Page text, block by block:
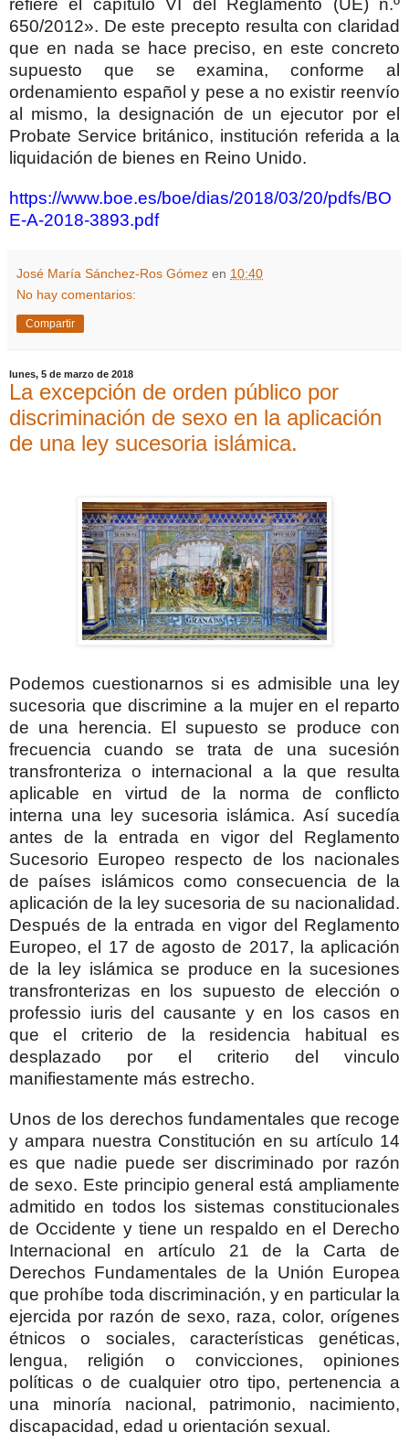
refiere el capítulo VI del Reglamento (UE) n.º
650/2012». De este precepto resulta con claridad
que en nada se hace preciso, en este concreto
supuesto que se examina, conforme al
ordenamiento español y pese a no existir reenvío
al mismo, la designación de un ejecutor por el
Probate Service británico, institución referida a la
liquidación de bienes en Reino Unido.
https://www.boe.es/boe/dias/2018/03/20/pdfs/BO
E-A-2018-3893.pdf
José María Sánchez-Ros Gómez en 10:40
No hay comentarios:
Compartir
lunes, 5 de marzo de 2018
La excepción de orden público por
discriminación de sexo en la aplicación
de una ley sucesoria islámica.
Podemos cuestionarnos si es admisible una ley
sucesoria que discrimine a la mujer en el reparto
de una herencia. El supuesto se produce con
frecuencia cuando se trata de una sucesión
transfronteriza o internacional a la que resulta
aplicable en virtud de la norma de conflicto
interna una ley sucesoria islámica. Así sucedía
antes de la entrada en vigor del Reglamento
Sucesorio Europeo respecto de los nacionales
de países islámicos como consecuencia de la
aplicación de la ley sucesoria de su nacionalidad.
Después de la entrada en vigor del Reglamento
Europeo, el 17 de agosto de 2017, la aplicación
de la ley islámica se produce en la sucesiones
transfronterizas en los supuesto de elección o
professio iuris del causante y en los casos en
que el criterio de la residencia habitual es
desplazado por el criterio del vinculo
manifiestamente más estrecho.
Unos de los derechos fundamentales que recoge
y ampara nuestra Constitución en su artículo 14
es que nadie puede ser discriminado por razón
de sexo. Este principio general está ampliamente
admitido en todos los sistemas constitucionales
de Occidente y tiene un respaldo en el Derecho
Internacional en artículo 21 de la Carta de
Derechos Fundamentales de la Unión Europea
que prohíbe toda discriminación, y en particular la
ejercida por razón de sexo, raza, color, orígenes
étnicos o sociales, características genéticas,
lengua, religión o convicciones, opiniones
políticas o de cualquier otro tipo, pertenencia a
una minoría nacional, patrimonio, nacimiento,
discapacidad, edad u orientación sexual.